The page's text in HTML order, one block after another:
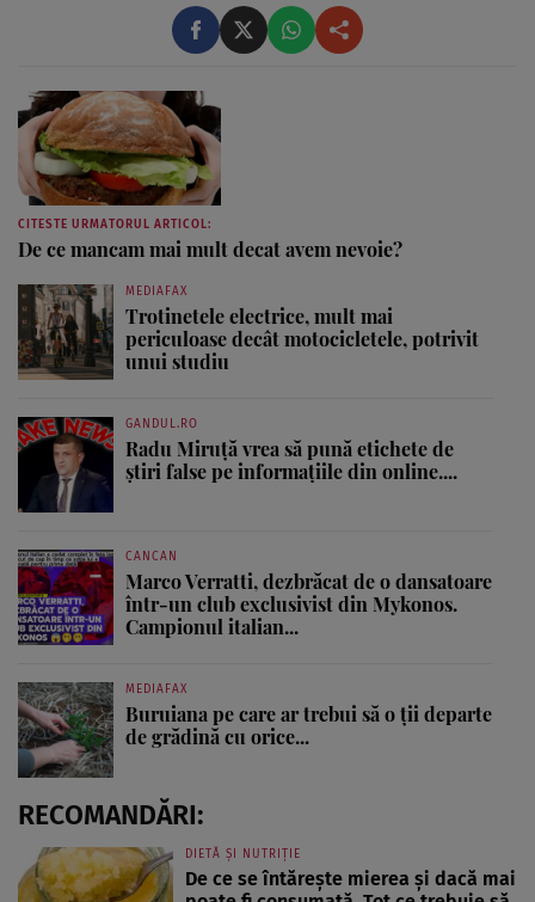
CITESTE URMATORUL ARTICOL:
De ce mancam mai mult decat avem nevoie?
MEDIAFAX
Trotinetele electrice, mult mai
periculoase decât motocicletele, potrivit
unui studiu
GANDUL.RO
Radu Miruţă vrea să pună etichete de
știri false pe informațiile din online....
CANCAN
Marco Verratti, dezbrăcat de o dansatoare
într-un club exclusivist din Mykonos.
Campionul italian...
MEDIAFAX
Buruiana pe care ar trebui să o ții departe
de grădină cu orice...
RECOMANDĂRI:
DIETĂ ȘI NUTRIȚIE
De ce se întărește mierea și dacă mai